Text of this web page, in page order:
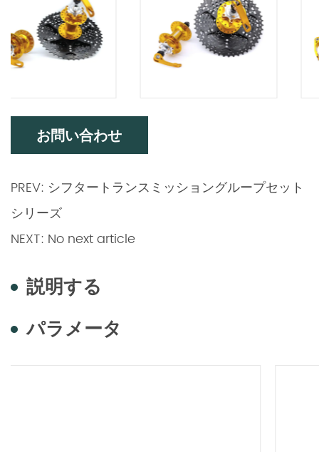
お問い合わせ
PREV: シフタートランスミッショングループセット
シリーズ
NEXT: No next article
説明する
パラメータ